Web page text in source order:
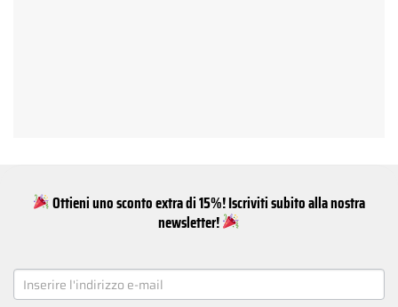
Ottieni uno sconto extra di 15%! Iscriviti subito alla nostra
newsletter!
NEWSLETTER
SIGNUP